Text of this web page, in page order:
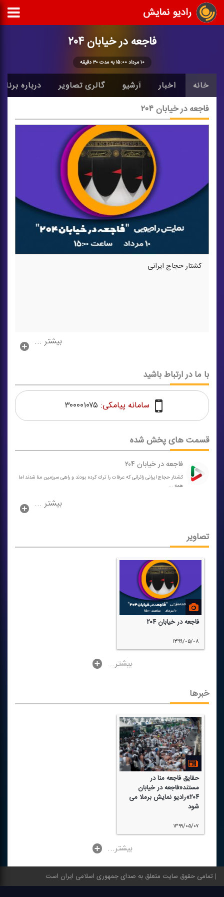
رادیو نمایش
فاجعه در خیابان ۲۰۴
۱۰ مرداد ۱۵:۰۰ به مدت ۳۰ دقیقه
خانه اخبار آرشیو گالری تصاویر درباره
فاجعه در خیابان ۲۰۴
كشتار حجاج ایرانی
بیشتر ...
قسمت های پخش شده
فاجعه در خیابان ۲۰۴
كشتار حجاج ایرانی زائرانی كه عرفات را ترك كرده بودند و راهی سرزمین منا شدند اما
همه ...
بیشتر ...
با ما در ارتباط باشید
سامانه پیامکی: ۳۰۰۰۰۱۰۷۵
تصاویر
فاجعه در خیابان ۲۰۴
۱۳۹۹/۰۵/۰۸
...بیشتر
خبرها
حقایق فاجعه منا در
مستند«فاجعه در خیابان
۲۰۴»رادیو نمایش برملا می
شود
۱۳۹۹/۰۵/۰۷
...بیشتر
تمامی حقوق سایت متعلق به صدای جمهوری اسلامی ایران است